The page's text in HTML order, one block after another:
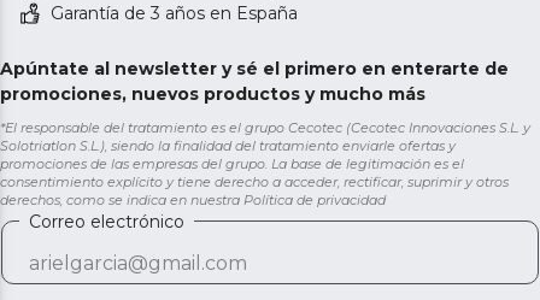
Garantía de 3 años en España
Apúntate al newsletter y sé el primero en enterarte de
promociones, nuevos productos y mucho más
*El responsable del tratamiento es el grupo Cecotec (Cecotec Innovaciones S.L. y
Solotriatlon S.L.), siendo la finalidad del tratamiento enviarle ofertas y
promociones de las empresas del grupo. La base de legitimación es el
consentimiento explícito y tiene derecho a acceder, rectificar, suprimir y otros
derechos, como se indica en nuestra Política de privacidad
Correo electrónico